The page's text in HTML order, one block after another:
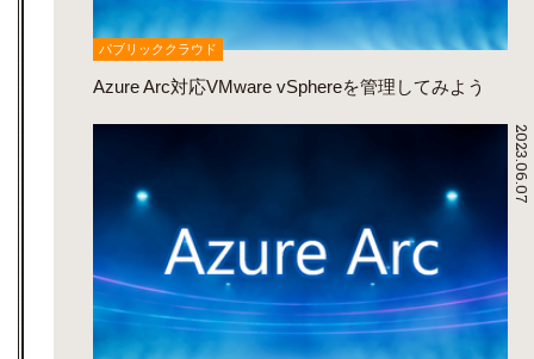
パブリッククラウド
Azure Arc対応VMware vSphereを管理してみよう
2023.06.07